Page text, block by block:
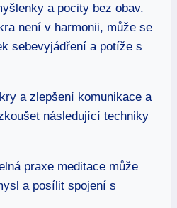
a pocity bez obav.
není v harmonii, může se
sebevyjádření a potíže s
a zlepšení komunikace a
následující techniky
praxe meditace může
a posílit spojení s